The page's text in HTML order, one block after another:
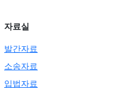
자료실
발간자료
소송자료
입법자료